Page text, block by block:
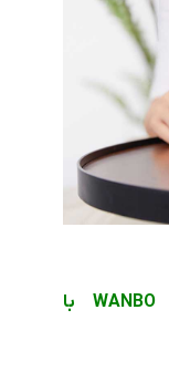
مقایسه ویدئو پروژکتور WANBO Q6A با